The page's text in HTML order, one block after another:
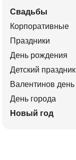
Свадьбы
Корпоративные
Праздники
День рождения
Детский праздник
Валентинов день
День города
Новый год